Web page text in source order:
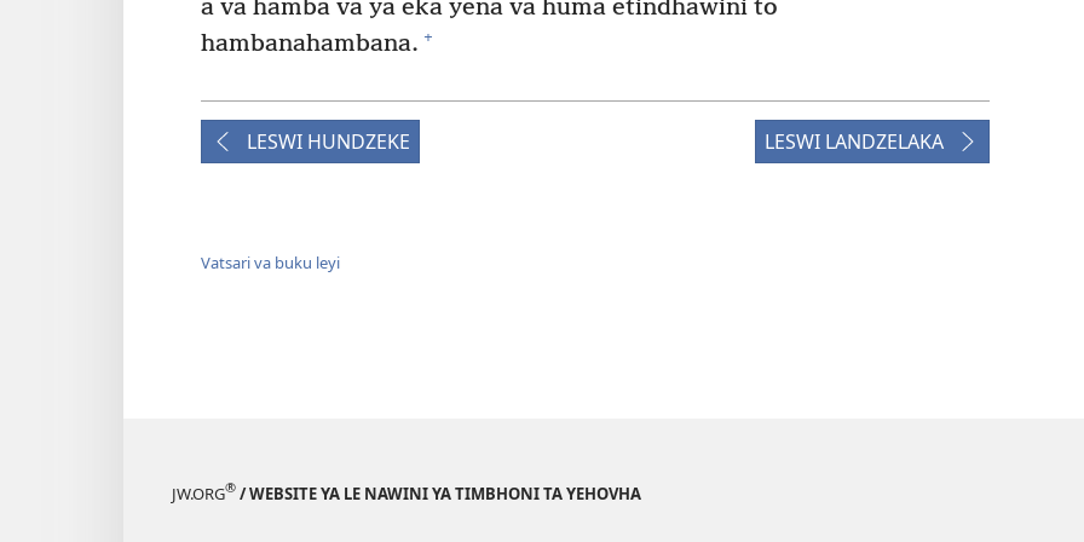
a va hamba va ya eka yena va huma etindhawini to
hambanahambana. +
LESWI HUNDZEKE LESWI LANDZELAKA
Vatsari va buku leyi
JW.ORG® / WEBSITE YA LE NAWINI YA TIMBHONI TA YEHOVHA